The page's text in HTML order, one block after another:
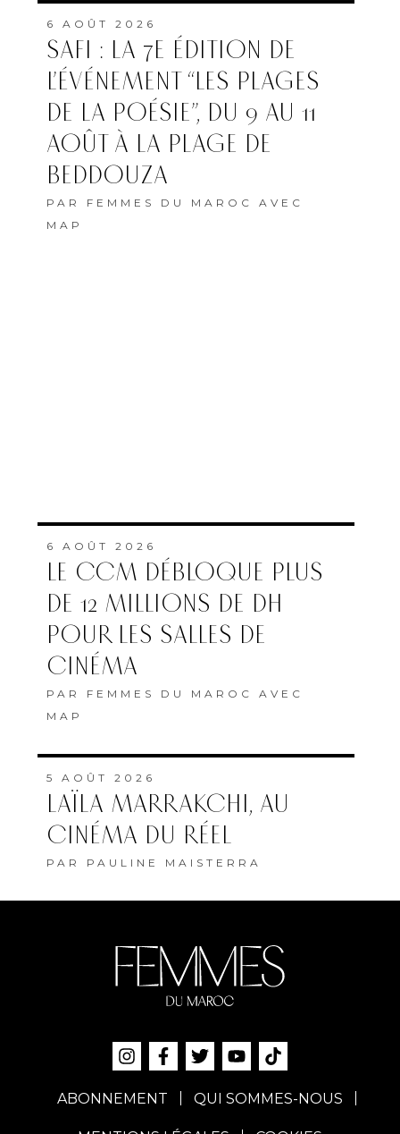
6 AOÛT 2026
SAFI : LA 7E ÉDITION DE
L’ÉVÉNEMENT “LES PLAGES
DE LA POÉSIE”, DU 9 AU 11
AOÛT À LA PLAGE DE
BEDDOUZA
PAR FEMMES DU MAROC AVEC
MAP
6 AOÛT 2026
LE CCM DÉBLOQUE PLUS
DE 12 MILLIONS DE DH
POUR LES SALLES DE
CINÉMA
PAR FEMMES DU MAROC AVEC
MAP
5 AOÛT 2026
LAÏLA MARRAKCHI, AU
CINÉMA DU RÉEL
PAR PAULINE MAISTERRA
ABONNEMENT QUI SOMMES-NOUS